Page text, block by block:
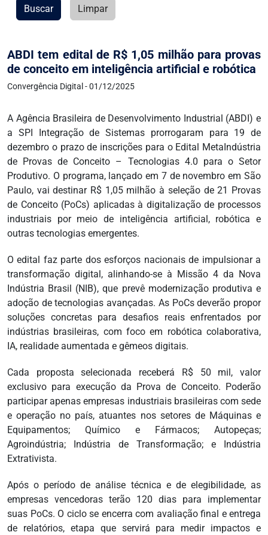
ABDI tem edital de R$ 1,05 milhão para provas
de conceito em inteligência artificial e robótica
Convergência Digital - 01/12/2025
A Agência Brasileira de Desenvolvimento Industrial (ABDI) e
a SPI Integração de Sistemas prorrogaram para 19 de
dezembro o prazo de inscrições para o Edital MetaIndústria
de Provas de Conceito – Tecnologias 4.0 para o Setor
Produtivo. O programa, lançado em 7 de novembro em São
Paulo, vai destinar R$ 1,05 milhão à seleção de 21 Provas
de Conceito (PoCs) aplicadas à digitalização de processos
industriais por meio de inteligência artificial, robótica e
outras tecnologias emergentes.
O edital faz parte dos esforços nacionais de impulsionar a
transformação digital, alinhando-se à Missão 4 da Nova
Indústria Brasil (NIB), que prevê modernização produtiva e
adoção de tecnologias avançadas. As PoCs deverão propor
soluções concretas para desafios reais enfrentados por
indústrias brasileiras, com foco em robótica colaborativa,
IA, realidade aumentada e gêmeos digitais.
Cada proposta selecionada receberá R$ 50 mil, valor
exclusivo para execução da Prova de Conceito. Poderão
participar apenas empresas industriais brasileiras com sede
e operação no país, atuantes nos setores de Máquinas e
Equipamentos; Químico e Fármacos; Autopeças;
Agroindústria; Indústria de Transformação; e Indústria
Extrativista.
Após o período de análise técnica e de elegibilidade, as
empresas vencedoras terão 120 dias para implementar
suas PoCs. O ciclo se encerra com avaliação final e entrega
de relatórios, etapa que servirá para medir impactos e
Buscar Limpar